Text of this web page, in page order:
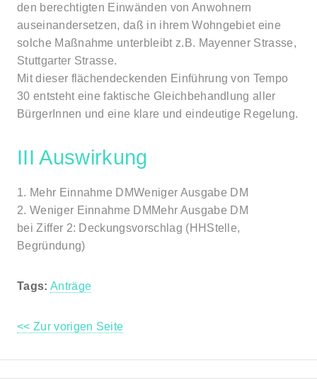
den berechtigten Einwänden von Anwohnern
auseinandersetzen, daß in ihrem Wohngebiet eine
solche Maßnahme unterbleibt z.B. Mayenner Strasse,
Stuttgarter Strasse.
Mit dieser flächendeckenden Einführung von Tempo
30 entsteht eine faktische Gleichbehandlung aller
BürgerInnen und eine klare und eindeutige Regelung.
III Auswirkung
1. Mehr Einnahme DMWeniger Ausgabe DM
2. Weniger Einnahme DMMehr Ausgabe DM
bei Ziffer 2: Deckungsvorschlag (HHStelle,
Begründung)
Tags: Anträge
<< Zur vorigen Seite